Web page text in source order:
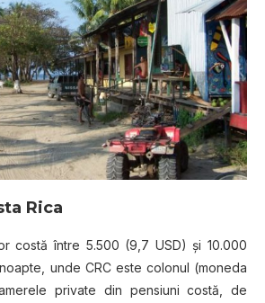
Rica
costă între 5.500 (9,7 USD) şi 10.000
unde CRC este colonul (moneda
private din pensiuni costă, de